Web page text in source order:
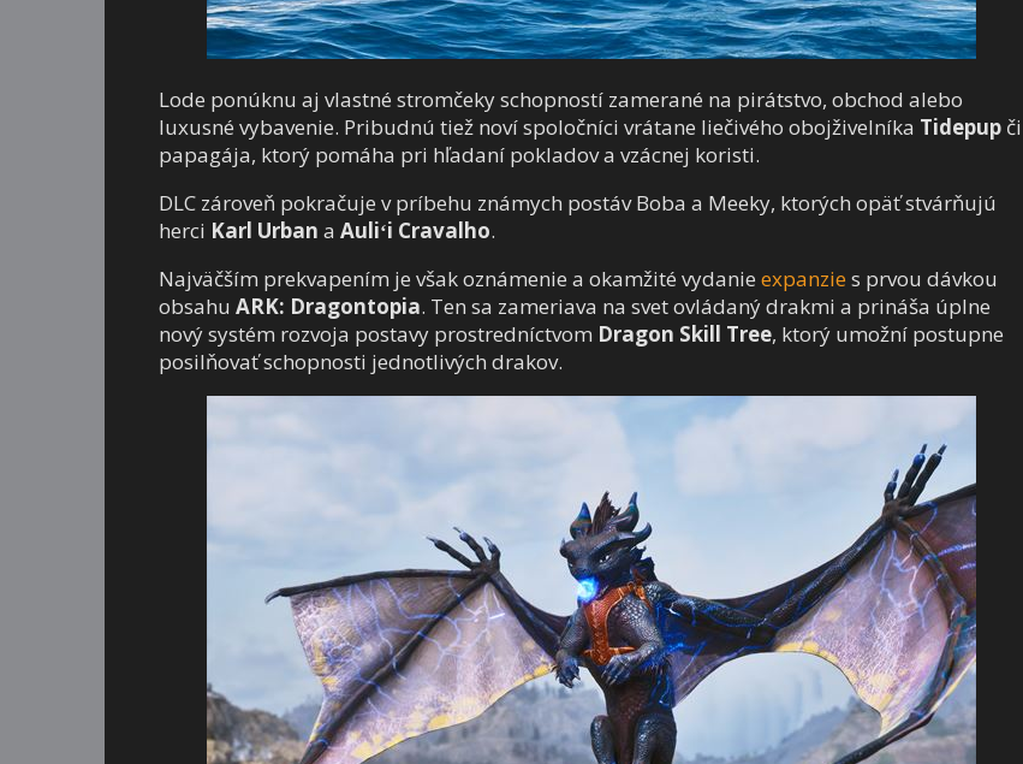
Lode ponúknu aj vlastné stromčeky schopností zamerané na pirátstvo, obchod alebo
luxusné vybavenie. Pribudnú tiež noví spoločníci vrátane liečivého obojživelníka Tidepup či
papagája, ktorý pomáha pri hľadaní pokladov a vzácnej koristi.
DLC zároveň pokračuje v príbehu známych postáv Boba a Meeky, ktorých opäť stvárňujú
herci Karl Urban a Auliʻi Cravalho.
Najväčším prekvapením je však oznámenie a okamžité vydanie expanzie s prvou dávkou
obsahu ARK: Dragontopia. Ten sa zameriava na svet ovládaný drakmi a prináša úplne
nový systém rozvoja postavy prostredníctvom Dragon Skill Tree, ktorý umožní postupne
posilňovať schopnosti jednotlivých drakov.